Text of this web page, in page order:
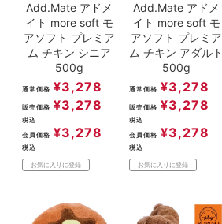
Add.Mate アドメ
イト more soft モ
アソフト プレミア
ム チキン シニア
500g
通常価格 ¥3,278
販売価格 ¥3,278
税込
会員価格 ¥3,278
税込
お気に入りに登録
Add.Mate アドメ
イト more soft モ
アソフト プレミア
ム チキン アダルト
500g
通常価格 ¥3,278
販売価格 ¥3,278
税込
会員価格 ¥3,278
税込
お気に入りに登録